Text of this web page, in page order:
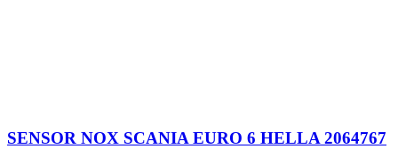
SENSOR NOX SCANIA EURO 6 HELLA 2064767